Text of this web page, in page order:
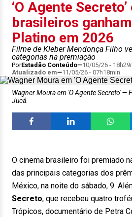
‘O Agente
brasileiros
Platino em 2026
Filme de Kleber Mendonça Filho
categorias na premiação
PorEstadão Conteúdo 10/05/26 -
Atualizado em
11/05/26 - 07h18min
Wagner Moura em 'O Agente Secreto'
Jucá.
O cinema brasileiro foi premiado
das principais categorias dos
México, na noite do sábado, 9.
Secreto, que recebeu quatro
Trópicos, documentário de Petra